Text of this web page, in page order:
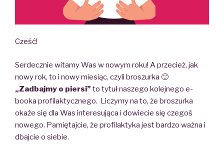
Cześć!
Serdecznie witamy Was w nowym roku! A przecież, jak
nowy rok, to i nowy miesiąc, czyli broszurka 🙂
„Zadbajmy o piersi” to tytuł naszego kolejnego e-
booka profilaktycznego. Liczymy na to, że broszurka
okaże się dla Was interesująca i dowiecie się czegoś
nowego. Pamiętajcie, że profilaktyka jest bardzo ważna i
dbajcie o siebie.